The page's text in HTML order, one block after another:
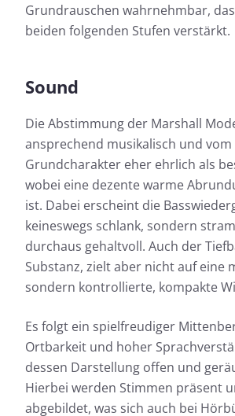
Grundrauschen wahrnehmbar,
beiden folgenden Stufen verstärkt.
Sound
Die Abstimmung der Marshall
ansprechend musikalisch und vom
Grundcharakter eher ehrlich als
wobei eine dezente warme
ist. Dabei erscheint die
keineswegs schlank, sondern
durchaus gehaltvoll. Auch der
Substanz, zielt aber nicht auf eine
sondern kontrollierte, kompakte
Es folgt ein spielfreudiger
Ortbarkeit und hoher
dessen Darstellung offen und
Hierbei werden Stimmen präsent
abgebildet, was sich auch bei